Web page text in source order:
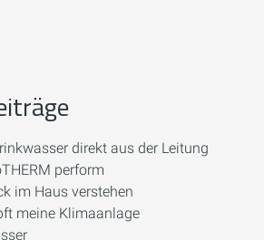
direkt aus der Leitung
perform
im Haus verstehen
meine Klimaanlage